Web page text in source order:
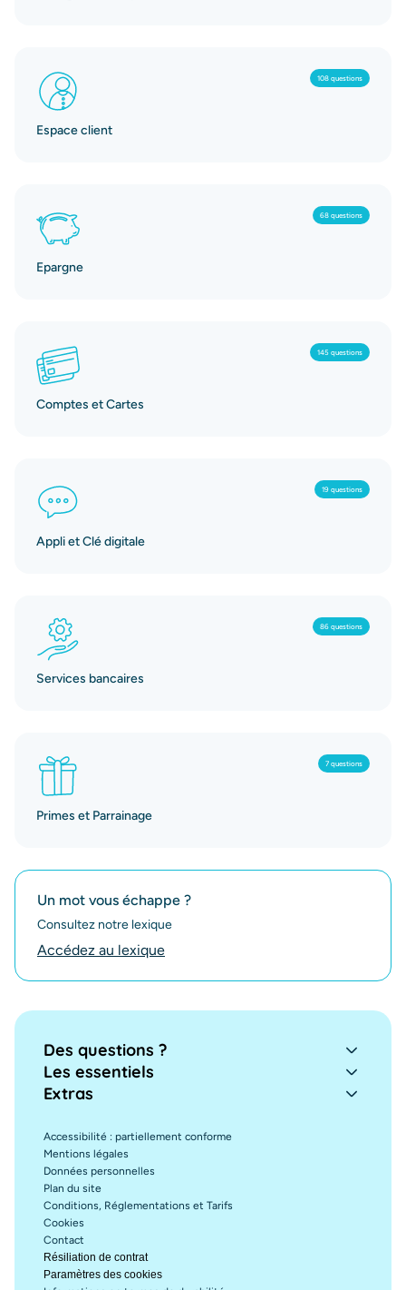
108 questions
Espace client
68 questions
Epargne
145 questions
Comptes et Cartes
19 questions
Appli et Clé digitale
86 questions
Services bancaires
7 questions
Primes et Parrainage
Un mot vous échappe ?
Consultez notre lexique
Accédez au lexique
Des questions ?
Les essentiels
Extras
Accessibilité : partiellement conforme
Mentions légales
Données personnelles
Plan du site
Conditions, Réglementations et Tarifs
Cookies
Contact
Résiliation de contrat
Paramètres des cookies